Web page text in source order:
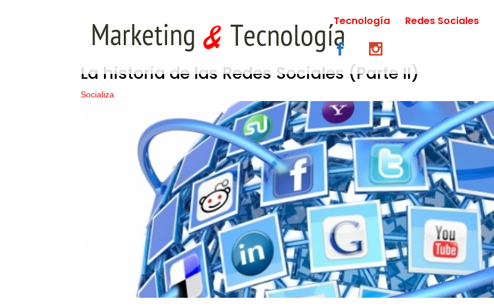
Tecnología Redes Sociales
La historia de las Redes Sociales (Parte II)
Socializa